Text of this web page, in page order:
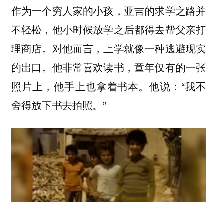
作为一个穷人家的小孩，亚吉的求学之路并
不轻松，他小时候放学之后都得去帮父亲打
理商店。对他而言，上学就像一种逃避现实
的出口。他非常喜欢读书，童年仅有的一张
照片上，他手上也拿着书本。他说：“我不
舍得放下书去拍照。 ”